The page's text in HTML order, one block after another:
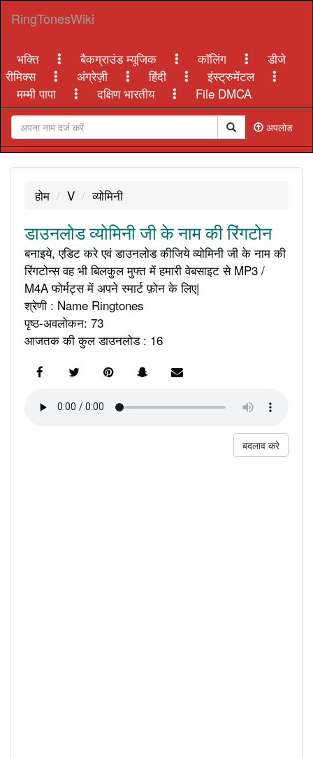
RingTonesWiki
भक्ति बैकग्राउंड म्यूजिक कॉलिंग
डीजे
रीमिक्स
अंग्रेज़ी हिंदी
इंस्ट्रुमेंटल
मम्मी पापा
दक्षिण भारतीय File DMCA
अपलोड
होम V व्योमिनी
डाउनलोड व्योमिनी जी के नाम की रिंगटोन
बनाइये, एडिट करे एवं डाउनलोड कीजिये व्योमिनी जी के नाम की
रिंगटोन्स वह भी बिलकुल मुफ्त में हमारी वेबसाइट से MP3 /
M4A फोर्मट्स में अपने स्मार्ट फ़ोन के लिए|
श्रेणी : Name Ringtones
पृष्ठ-अवलोकन: 73
आजतक की कुल डाउनलोड : 16
बदलाव करे